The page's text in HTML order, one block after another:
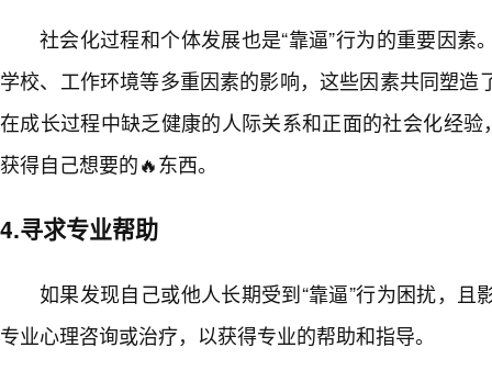
社会化过程和个体发展也是“靠逼”行为的重要因素
学校、工作环境等多重因素的影响，这些因素共同塑造
在成长过程中缺乏健康的人际关系和正面的社会化经验
获得自己想要的🔥东西。
4.寻求专业帮助
如果发现自己或他人长期受到“靠逼”行为困扰，且
专业心理咨询或治疗，以获得专业的帮助和指导。